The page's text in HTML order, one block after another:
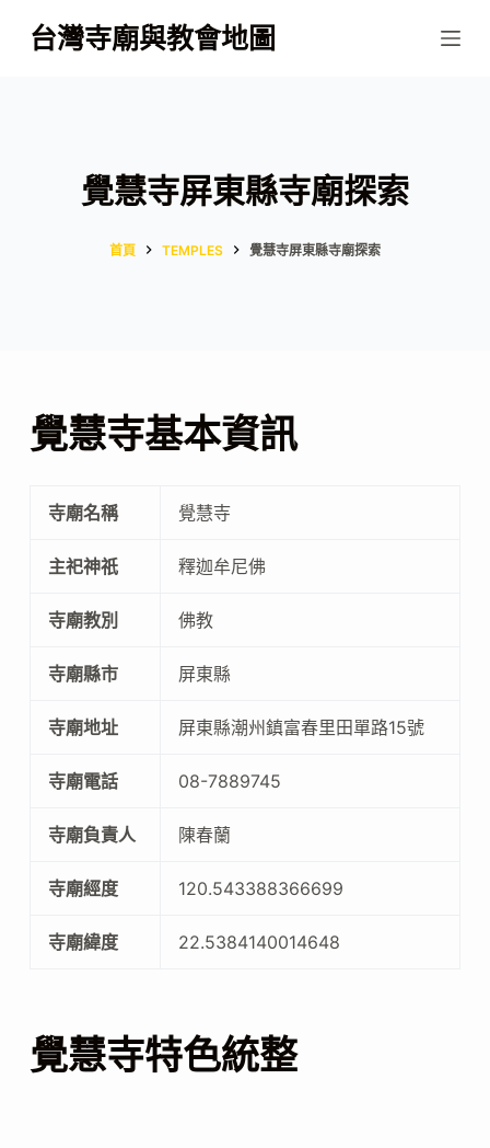
跳
至
台灣寺廟與教會地圖
覺慧寺屏東縣寺廟探索
首頁 TEMPLES 覺慧寺屏東縣寺廟探索
覺慧寺基本資訊
寺廟名稱 覺慧寺
主祀神祇 釋迦牟尼佛
寺廟教別 佛教
寺廟縣市 屏東縣
寺廟地址 屏東縣潮州鎮富春里田單路15號
寺廟電話 08-7889745
寺廟負責人 陳春蘭
寺廟經度 120.543388366699
寺廟緯度 22.5384140014648
覺慧寺特色統整